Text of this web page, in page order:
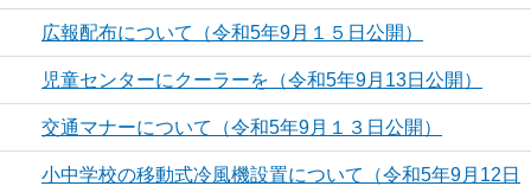
広報配布について（令和5年9月１５日公開）
児童センターにクーラーを（令和5年9月13日公開）
交通マナーについて（令和5年9月１３日公開）
小中学校の移動式冷風機設置について（令和5年9月12日